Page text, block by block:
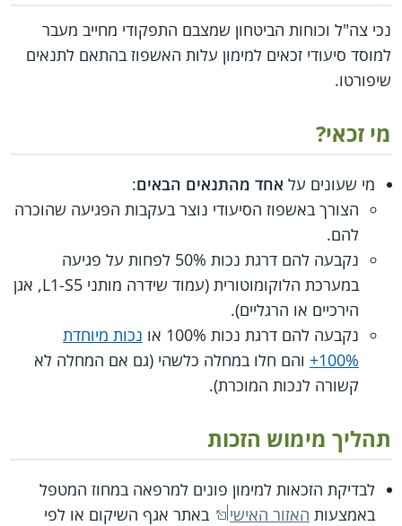
נכי צה"ל וכוחות הביטחון שמצבם התפקודי מחייב מעבר
למוסד סיעודי זכאים למימון עלות האשפוז בהתאם לתנאים
שיפורטו.
מי זכאי?
מי שעונים על אחד מהתנאים הבאים:
הצורך באשפוז הסיעודי נוצר בעקבות הפגיעה שהוכרה
להם.
נקבעה להם דרגת נכות 50% לפחות על פגיעה
במערכת הלוקומוטורית (עמוד שידרה מותני L1-S5, אגן
הירכיים או הרגליים).
נקבעה להם דרגת נכות 100% או
נכות מיוחדת
100%+
והם חלו במחלה כלשהי (גם אם המחלה לא
קשורה לנכות המוכרת).
תהליך מימוש הזכות
לבדיקת הזכאות למימון פונים למרפאה במחוז המטפל
באמצעות האזור האישי
באתר אגף השיקום או לפי